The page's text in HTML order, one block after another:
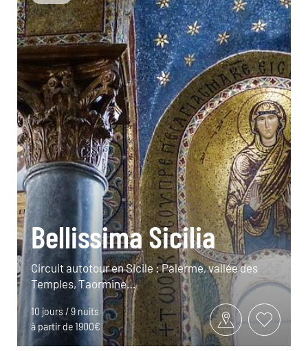
Bellissima Sicilia
Circuit autotour en Sicile : Palerme, vallée des
Temples, Taormine…
10 jours / 9 nuits
à partir de 1900€